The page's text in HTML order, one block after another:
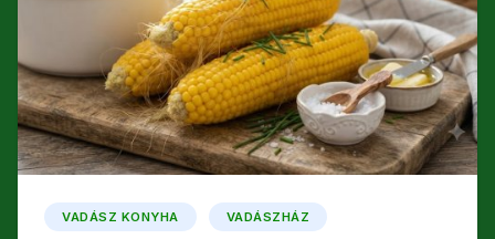
k
g
VADÁSZ KONYHA VADÁSZHÁZ